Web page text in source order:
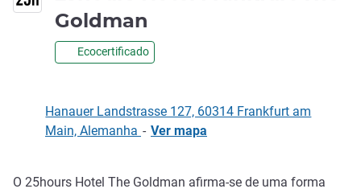
Goldman
Ecocertificado
Hanauer Landstrasse 127, 60314 Frankfurt am
Main, Alemanha - Ver mapa
O 25hours Hotel The Goldman afirma-se de uma forma